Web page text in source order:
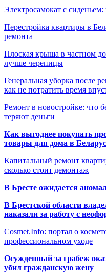
Электросамокат с
Перестройка квартиры в
ремонта
Плоская крыша в частном
лучше черепицы
Генеральная уборка после
как не потратить время
Ремонт в новостройке: что
теряют деньги
Как выгоднее покупать
товары для дома в
Капитальный ремонт
сколько стоит демонтаж
В Бресте ожидается
В Брестской области
наказали за работу с
Cosmet.Info: портал о
профессиональном уходе
Осужденный за грабеж
убил гражданскую жену